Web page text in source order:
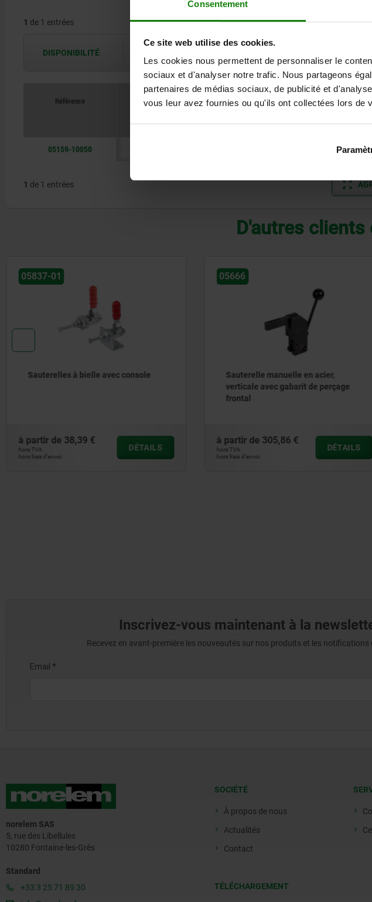
Consentement
Ce site web utilise des cookies.
Les cookies nous permettent de personnaliser le
sociaux et d'analyser notre trafic. Nous partageons
partenaires de médias sociaux, de publicité et
vous leur avez fournies ou qu'ils ont collectées lors de
1 de 1 entrées
DISPONIBILITÉ
Référence
05159-10050
1 de 1 entrées
D'autres
05837-01
Sauterelles à bielle avec console
à partir de 38,39 €
hors TVA
hors frais d’envoi
DÉTAILS
05666
Sauterelle manuelle en acier,
verticale avec gabarit de perçage
frontal
à partir de 305,86 €
hors TVA
hors frais d’envoi
DÉTAILS
Inscrivez-vous maintenant à la
Recevez en avant-première les nouveautés sur nos produits et les notifications
norelem SAS
5, rue des Libellules
10280 Fontaine-les-Grès
Standard
+33 3 25 71 89 30
SOCIÉTÉ
À propos de nous
Actualités
Contact
TÉLÉCHARGEMENT